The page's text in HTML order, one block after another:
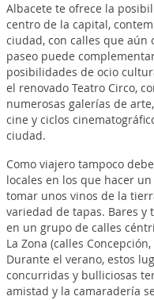
Albacete te ofrece la
centro de la capital,
ciudad, con calles que aún
paseo puede
posibilidades de ocio
el renovado Teatro Circo,
numerosas galerías de
cine y ciclos
ciudad.
Como viajero tampoco
locales en los que hacer
tomar unos vinos de la
variedad de tapas. Bares y
en un grupo de calles
La Zona (calles
Durante el verano, estos
concurridas y bulliciosas
amistad y la camaradería